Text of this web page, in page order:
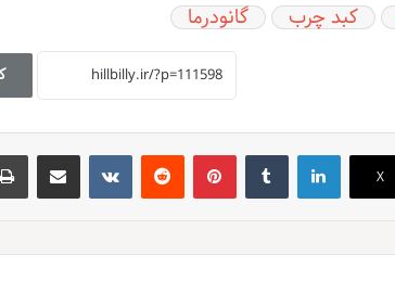
کبد چرب گانودرما
X
لینکدین ‫تامبلر ‫پین‌ترست‫رددیت ‫VKontakteاشتراک گذاری از طریق ایمیل